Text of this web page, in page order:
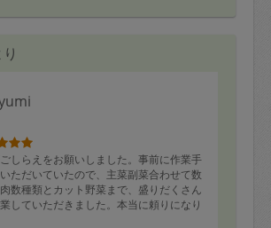
大変助かりました。また予定が合えばお
しらえをお願いしました。事前に作業手
ただいていたので、主菜副菜合わせて数
数種類とカット野菜まで、盛りだくさん
していただきました。本当に頼りになり
そても誠実なお人柄です！ありがとうござ